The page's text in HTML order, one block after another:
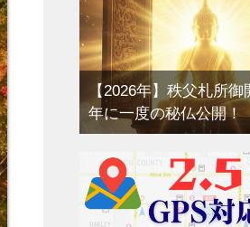
【2026年】秩父札所
年に一度の秘仏公開！